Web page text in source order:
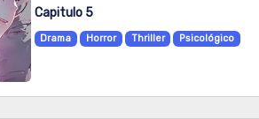
Capitulo 5
Drama Horror Thriller Psicológico